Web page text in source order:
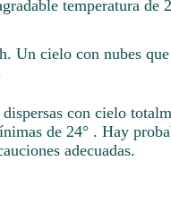
temperatura de
Un cielo con nubes que
con cielo
de 24° . Hay
adecuadas.